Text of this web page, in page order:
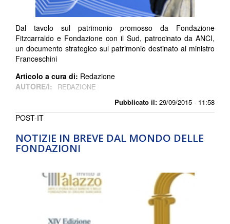
Pubblicato il: 29/09/2015 - 11:58
Dal tavolo sul patrimonio promosso da Fondazione
Fitzcarraldo e Fondazione con il Sud, patrocinato da ANCI,
un documento strategico sul patrimonio destinato al ministro
Franceschini
Articolo a cura di: Redazione
AUTORE/I:
REDAZIONE
NOTIZIE IN BREVE DAL MONDO DELLE
FONDAZIONI
POST-IT